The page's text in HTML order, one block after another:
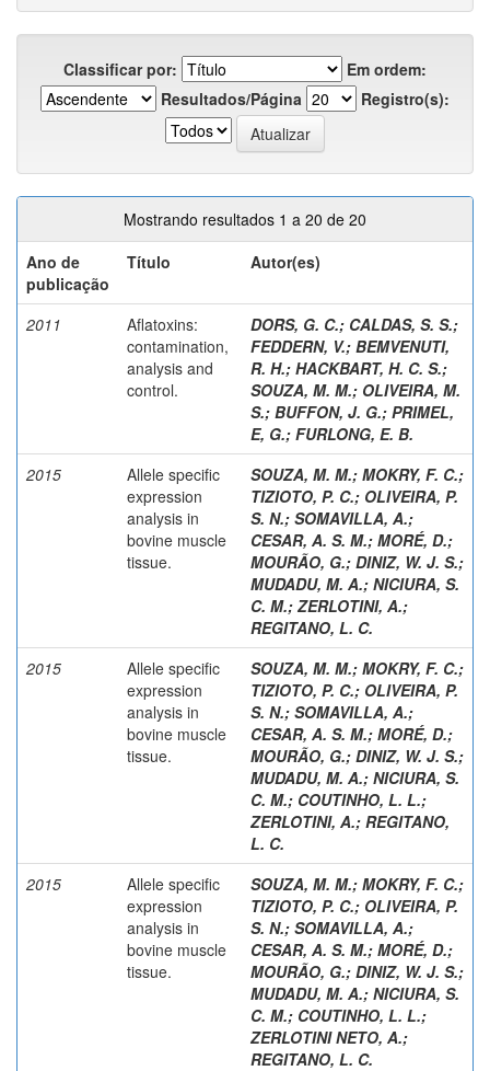
Classificar por:
Em ordem:
Resultados/Página
Registro(s):
Mostrando resultados 1 a 20 de 20
Ano de
publicação
Título Autor(es)
2011
Aflatoxins:
contamination,
analysis and
control.
DORS, G. C.; CALDAS, S. S.;
FEDDERN, V.; BEMVENUTI,
R. H.; HACKBART, H. C. S.;
SOUZA, M. M.; OLIVEIRA, M.
S.; BUFFON, J. G.; PRIMEL,
E, G.; FURLONG, E. B.
2015
Allele specific
expression
analysis in
bovine muscle
tissue.
SOUZA, M. M.; MOKRY, F. C.;
TIZIOTO, P. C.; OLIVEIRA, P.
S. N.; SOMAVILLA, A.;
CESAR, A. S. M.; MORÉ, D.;
MOURÃO, G.; DINIZ, W. J. S.;
MUDADU, M. A.; NICIURA, S.
C. M.; ZERLOTINI, A.;
REGITANO, L. C.
2015
Allele specific
expression
analysis in
bovine muscle
tissue.
SOUZA, M. M.; MOKRY, F. C.;
TIZIOTO, P. C.; OLIVEIRA, P.
S. N.; SOMAVILLA, A.;
CESAR, A. S. M.; MORÉ, D.;
MOURÃO, G.; DINIZ, W. J. S.;
MUDADU, M. A.; NICIURA, S.
C. M.; COUTINHO, L. L.;
ZERLOTINI, A.; REGITANO,
L. C.
2015
Allele specific
expression
analysis in
bovine muscle
tissue.
SOUZA, M. M.; MOKRY, F. C.;
TIZIOTO, P. C.; OLIVEIRA, P.
S. N.; SOMAVILLA, A.;
CESAR, A. S. M.; MORÉ, D.;
MOURÃO, G.; DINIZ, W. J. S.;
MUDADU, M. A.; NICIURA, S.
C. M.; COUTINHO, L. L.;
ZERLOTINI NETO, A.;
REGITANO, L. C.